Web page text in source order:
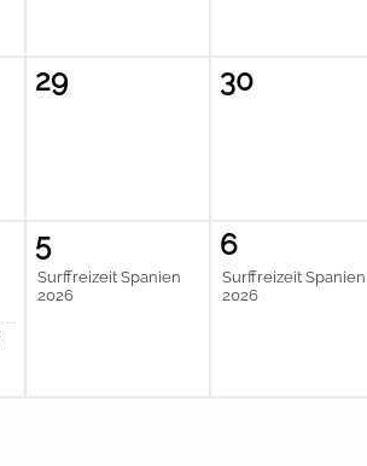
29 30
5
Surffreizeit Spanien
2026
6
Surffreizeit Spanien
2026